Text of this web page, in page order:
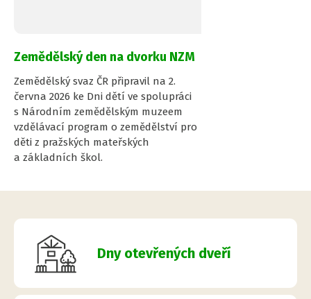
Zemědělský den na dvorku NZM
Zemědělský svaz ČR připravil na 2.
června 2026 ke Dni dětí ve spolupráci
s Národním zemědělským muzeem
vzdělávací program o zemědělství pro
děti z pražských mateřských
a základních škol.
Dny otevřených dveří